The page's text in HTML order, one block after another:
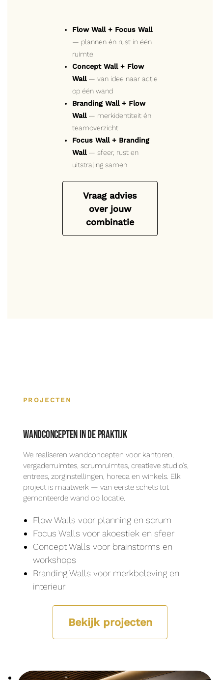
Flow Wall + Focus Wall
— plannen én rust in één
ruimte
Concept Wall + Flow
Wall— van idee naar actie
op één wand
Branding Wall + Flow
Wall— merkidentiteit én
teamoverzicht
Focus Wall + Branding
Wall— sfeer, rust en
uitstraling samen
Vraag advies
over jouw
combinatie
PROJECTEN
Wandconcepten in de praktijk
We realiseren wandconcepten voor kantoren,
vergaderruimtes, scrumruimtes, creatieve studio’s,
entrees, zorginstellingen, horeca en winkels. Elk
project is maatwerk — van eerste schets tot
gemonteerde wand op locatie.
Flow Walls voor planning en scrum
Focus Walls voor akoestiek en sfeer
Concept Walls voor brainstorms en
workshops
Branding Walls voor merkbeleving en
interieur
Bekijk projecten